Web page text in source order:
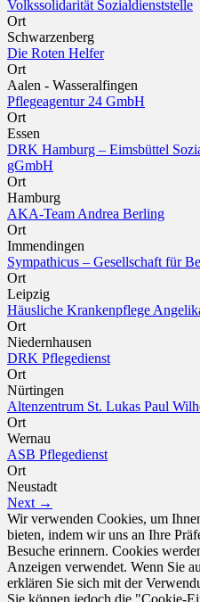
Volkssolidarität Sozialdienststelle
Ort
Schwarzenberg
Die Roten Helfer
Ort
Aalen - Wasseralfingen
Pflegeagentur 24 GmbH
Ort
Essen
DRK Hamburg – Eimsbüttel
gGmbH
Ort
Hamburg
AKA-Team Andrea Berling
Ort
Immendingen
Sympathicus – Gesellschaft für
Ort
Leipzig
Häusliche Krankenpflege
Ort
Niedernhausen
DRK Pflegedienst
Ort
Nürtingen
Altenzentrum St. Lukas Paul
Ort
Wernau
ASB Pflegedienst
Ort
Neustadt
Next →
Wir verwenden Cookies, um
bieten, indem wir uns an Ihre
Besuche erinnern. Cookies
Anzeigen verwendet. Wenn Sie
erklären Sie sich mit der
Sie können jedoch die "Cookie-